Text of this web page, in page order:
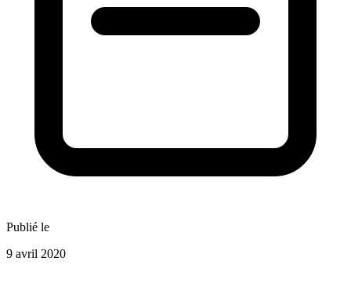
Publié le
9 avril 2020